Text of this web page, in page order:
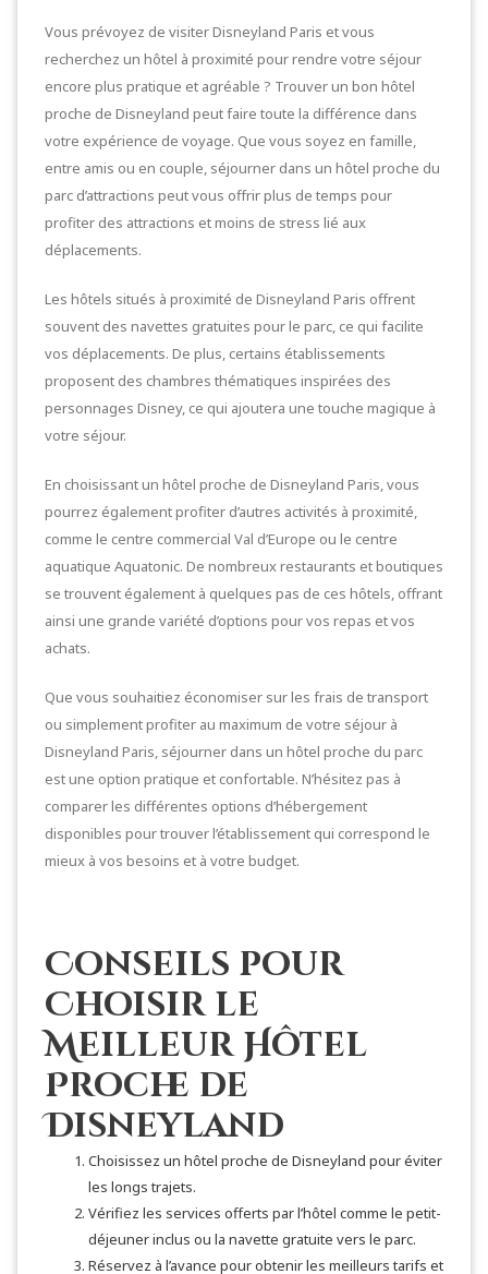
Vous prévoyez de visiter Disneyland Paris et vous
recherchez un hôtel à proximité pour rendre votre séjour
encore plus pratique et agréable ? Trouver un bon hôtel
proche de Disneyland peut faire toute la différence dans
votre expérience de voyage. Que vous soyez en famille,
entre amis ou en couple, séjourner dans un hôtel proche du
parc d’attractions peut vous offrir plus de temps pour
profiter des attractions et moins de stress lié aux
déplacements.
Les hôtels situés à proximité de Disneyland Paris offrent
souvent des navettes gratuites pour le parc, ce qui facilite
vos déplacements. De plus, certains établissements
proposent des chambres thématiques inspirées des
personnages Disney, ce qui ajoutera une touche magique à
votre séjour.
En choisissant un hôtel proche de Disneyland Paris, vous
pourrez également profiter d’autres activités à proximité,
comme le centre commercial Val d’Europe ou le centre
aquatique Aquatonic. De nombreux restaurants et boutiques
se trouvent également à quelques pas de ces hôtels, offrant
ainsi une grande variété d’options pour vos repas et vos
achats.
Que vous souhaitiez économiser sur les frais de transport
ou simplement profiter au maximum de votre séjour à
Disneyland Paris, séjourner dans un hôtel proche du parc
est une option pratique et confortable. N’hésitez pas à
comparer les différentes options d’hébergement
disponibles pour trouver l’établissement qui correspond le
mieux à vos besoins et à votre budget.
Conseils pour
Choisir le
Meilleur Hôtel
Proche de
Disneyland
Choisissez un hôtel proche de Disneyland pour éviter
les longs trajets.
Vérifiez les services offerts par l’hôtel comme le petit-
déjeuner inclus ou la navette gratuite vers le parc.
Réservez à l’avance pour obtenir les meilleurs tarifs et